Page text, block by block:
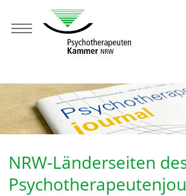
NRW-Länderseiten